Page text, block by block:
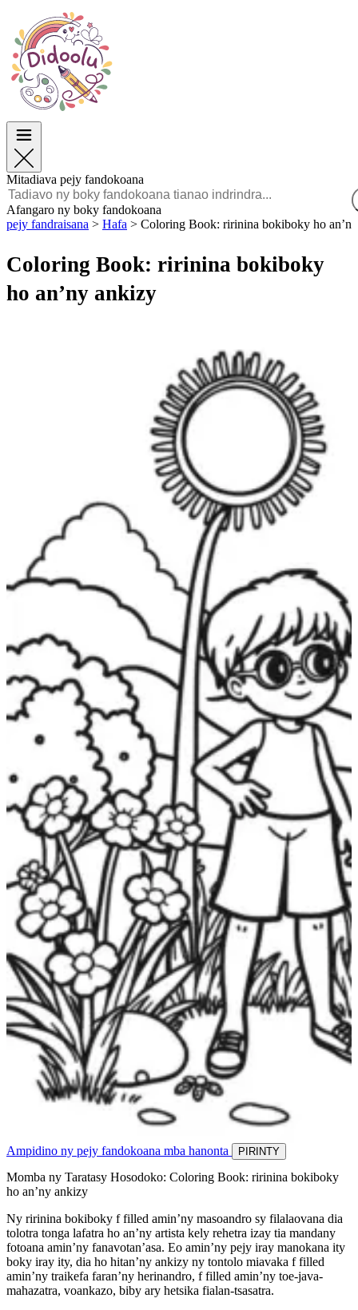
Paska
TOP Sokajy
Ho an’ny Zazalahy
Ho an’ny Zazavavy
Malagasy
POLSKI
FRANÇAIS
MALAGASY
TIẾNG VIỆT
Paska
TOP Sokajy
Ho an’ny Zazalahy
Ho an’ny Zazavavy
Mitadiava pejy fandokoana
Afangaro ny boky fandokoana
pejy fandraisana > Hafa > Coloring Book: ririnina bokiboky ho
Coloring Book: ririnina bokiboky
ho an’ny ankizy
Ampidino ny pejy fandokoana mba hanonta PIRINTY
Momba ny Taratasy Hosodoko: Coloring Book: ririnina bokiboky
ho an’ny ankizy
Ny ririnina bokiboky f filled amin’ny masoandro sy filalaovana dia
tolotra tonga lafatra ho an’ny artista kely rehetra izay tia mandany
fotoana amin’ny fanavotan’asa. Eo amin’ny pejy iray manokana ity
boky iray ity, dia ho hitan’ny ankizy ny tontolo miavaka f filled
amin’ny traikefa faran’ny herinandro, f filled amin’ny toe-java-
mahazatra, voankazo, biby ary hetsika fialan-tsasatra.